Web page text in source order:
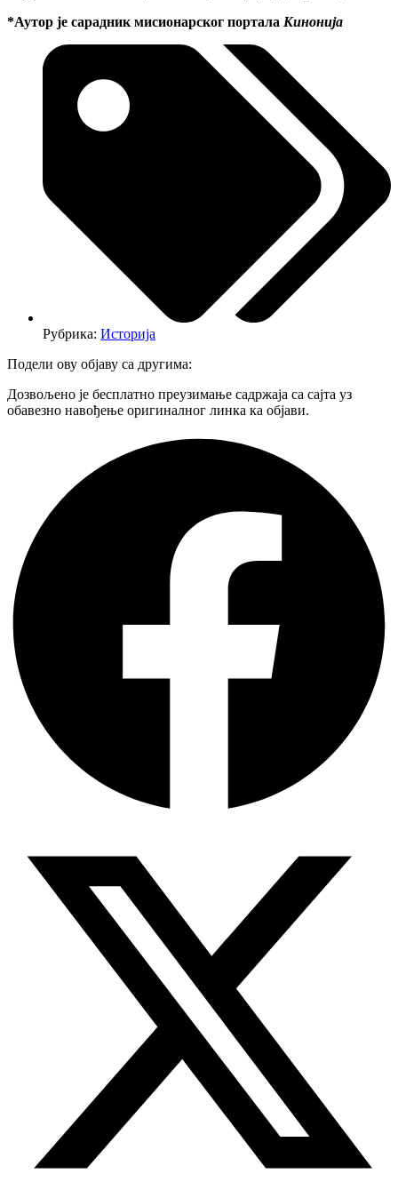
*Аутор је сарадник мисионарског портала Кинонија
Рубрика: Историја
Подели ову објаву са другима:
Дозвољено је бесплатно преузимање садржаја са сајта уз
обавезно навођење оригиналног линка ка објави.